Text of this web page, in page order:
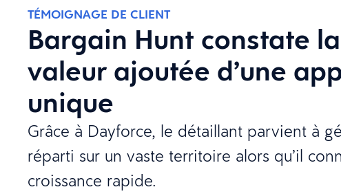
TÉMOIGNAGE DE CLIENT
Bargain Hunt constate
valeur ajoutée d’une
unique
Grâce à Dayforce, le détaillant parvient à
réparti sur un vaste territoire alors qu’il
croissance rapide.